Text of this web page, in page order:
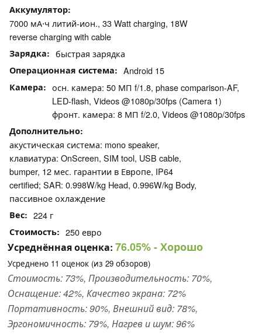
Аккумулятор
7000 мА⋅ч литий-ион., 33 Watt charging, 18W
reverse charging with cable
Зарядка быстрая зарядка
Операционная система Android 15
Камера
осн. камера: 50 МП f/​1.8, phase comparison-AF,
LED-flash, Videos @1080p/​30fps (Camera 1)
фронт. камера: 8 МП f/​2.0, Videos @1080p/​30fps
Дополнительно
акустическая система: mono speaker,
клавиатура: OnScreen, SIM tool, USB cable,
bumper, 12 мес. гарантии в Европе, IP64
certified; SAR: 0.998W/​kg Head, 0.996W/​kg Body,
пассивное охлаждение
Вес 224 г
Стоимость 250 евро
Усреднённая оценка: 76.05%- Хорошо
Усреднено 11 оценок (из 29 обзоров)
Стоимость: 73%, Производительность: 70%,
Оснащение: 42%, Качество экрана: 72%
Портативность: 90%, Внешний вид: 78%,
Эргономичность: 79%, Нагрев и шум: 96%